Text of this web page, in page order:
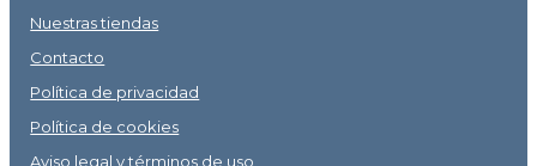
Nuestras tiendas
Contacto
Política de privacidad
Política de cookies
Aviso legal y términos de uso